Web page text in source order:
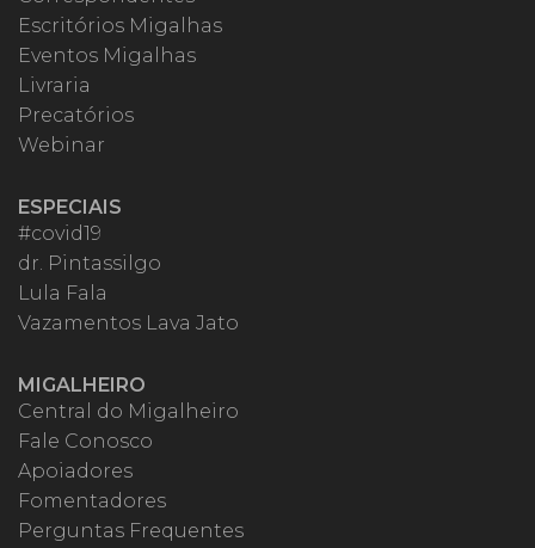
Escritórios Migalhas
Eventos Migalhas
Livraria
Precatórios
Webinar
ESPECIAIS
#covid19
dr. Pintassilgo
Lula Fala
Vazamentos Lava Jato
MIGALHEIRO
Central do Migalheiro
Fale Conosco
Apoiadores
Fomentadores
Perguntas Frequentes